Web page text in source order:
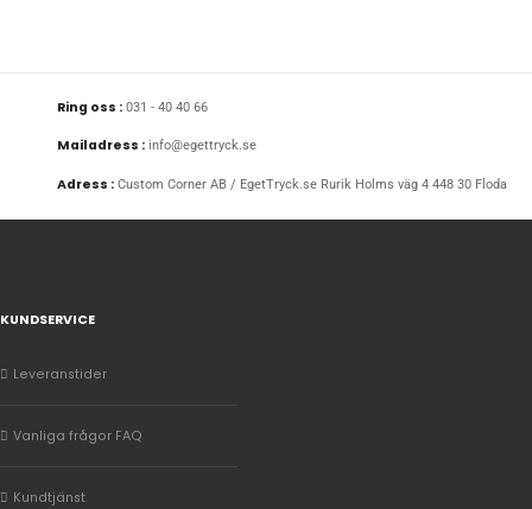
Ring oss : 031 - 40 40 66
Mailadress : info@egettryck.se
Adress : Custom Corner AB / EgetTryck.se Rurik Holms väg 4 448 30 Floda
KUNDSERVICE
Leveranstider
Vanliga frågor FAQ
Kundtjänst